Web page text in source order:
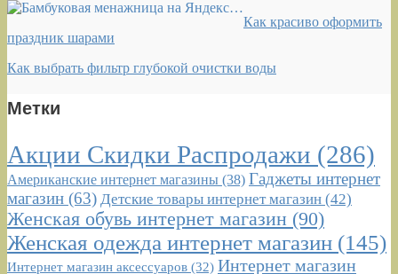
Как красиво оформить
праздник шарами
Как выбрать фильтр глубокой очистки воды
Метки
Акции Скидки Распродажи (286)
Американские интернет магазины (38) Гаджеты интернет
магазин (63) Детские товары интернет магазин (42)
Женская обувь интернет магазин (90)
Женская одежда интернет магазин (145)
Интернет магазин аксессуаров (32) Интернет магазин